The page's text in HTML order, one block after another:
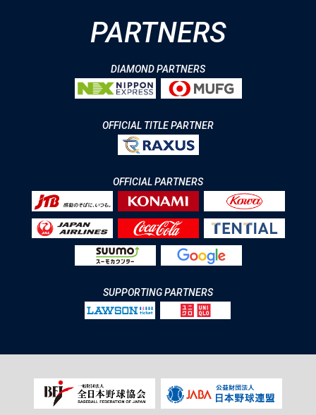
PARTNERS
DIAMOND PARTNERS
OFFICIAL TITLE PARTNER
OFFICIAL PARTNERS
SUPPORTING PARTNERS